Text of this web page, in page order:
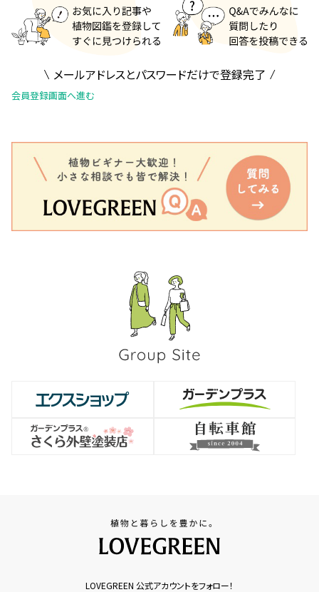
メールアドレスとパスワードだけで登録完了
会員登録画面へ進む
LOVEGREEN 公式アカウントをフォロー！